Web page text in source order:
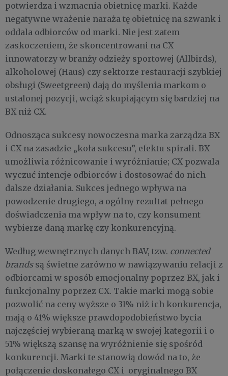
potwierdza i wzmacnia obietnicę marki. Każde
negatywne wrażenie naraża tę obietnicę na szwank i
oddala odbiorców od marki. Nie jest zatem
zaskoczeniem, że skoncentrowani na CX
innowatorzy w branży odzieży sportowej (Allbirds),
alkoholowej (Haus) czy sektorze restauracji szybkiej
obsługi (Sweetgreen) dają do myślenia markom o
ustalonej pozycji, wciąż skupiającym się bardziej na
BX niż CX.
Odnosząca sukcesy nowoczesna marka zarządza BX
i CX na zasadzie „koła sukcesu”, efektu spirali. BX
umożliwia różnicowanie i wyróżnianie; CX pozwala
wyczuć intencje odbiorców i dostosować do nich
dalsze działania. Sukces jednego wpływa na
powodzenie drugiego, a ogólny rezultat pełnego
doświadczenia ma wpływ na to, czy konsument
wybierze daną markę czy konkurencyjną.
Według wewnętrznych danych BAV, tzw. connected
brandssą świetne zarówno w nawiązywaniu relacji z
odbiorcami w sposób emocjonalny poprzez BX, jak i
funkcjonalny poprzez CX. Takie marki mogą sobie
pozwolić na ceny wyższe o 31% niż ich konkurencja,
mają o 41% większe prawdopodobieństwo bycia
najczęściej wybieraną marką w swojej kategorii i o
51% większą szansę na wyróżnienie się spośród
konkurencji. Marki te stanowią dowód na to, że
połączenie doskonałego CX i oryginalnego BX